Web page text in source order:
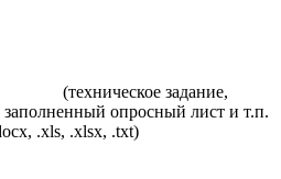
(техническое задание,
опросный лист и т.п.
.xls, .xlsx, .txt)